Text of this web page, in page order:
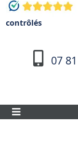
contrôlés
07